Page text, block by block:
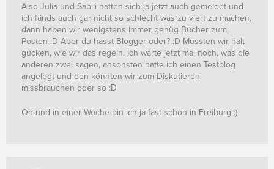
Also Julia und Sabiii hatten sich ja jetzt auch gemeldet und
ich fänds auch gar nicht so schlecht was zu viert zu machen,
dann haben wir wenigstens immer genüg Bücher zum
Posten :D Aber du hasst Blogger oder? :D Müssten wir halt
gucken, wie wir das regeln. Ich warte jetzt mal noch, was die
anderen zwei sagen, ansonsten hatte ich einen Testblog
angelegt und den könnten wir zum Diskutieren
missbrauchen oder so :D
Oh und in einer Woche bin ich ja fast schon in Freiburg :)